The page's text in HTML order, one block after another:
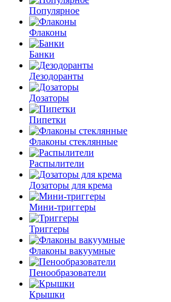
Популярное
Флаконы
Банки
Дезодоранты
Дозаторы
Пипетки
Флаконы стеклянные
Распылители
Дозаторы для крема
Мини-триггеры
Триггеры
Флаконы вакуумные
Пенообразователи
Крышки